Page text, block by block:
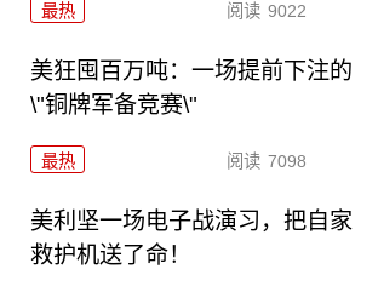
最热 阅读 9022
美狂囤百万吨：一场提前下注的
\"铜牌军备竞赛\"
最热 阅读 7098
美利坚一场电子战演习，把自家
救护机送了命！